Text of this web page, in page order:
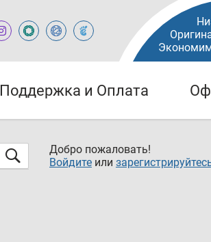
Поддержка и Оплата
Добро пожаловать!
Войдите или